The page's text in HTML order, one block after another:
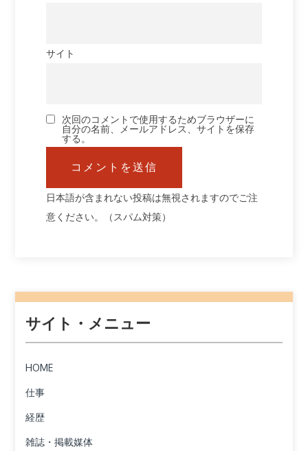
サイト
次回のコメントで使用するためブラウザーに
自分の名前、メールアドレス、サイトを保存
する。
日本語が含まれない投稿は無視されますのでご注
意ください。（スパム対策）
サイト・メニュー
HOME
仕事
経歴
雑誌・掲載媒体